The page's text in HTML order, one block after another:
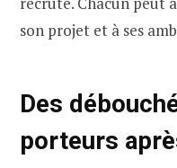
son projet et à ses
Des
porteurs